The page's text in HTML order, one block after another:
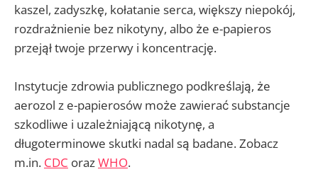
kaszel, zadyszkę, kołatanie serca, większy niepokój,
rozdrażnienie bez nikotyny, albo że e-papieros
przejął twoje przerwy i koncentrację.
Instytucje zdrowia publicznego podkreślają, że
aerozol z e-papierosów może zawierać substancje
szkodliwe i uzależniającą nikotynę, a
długoterminowe skutki nadal są badane. Zobacz
m.in. CDC orazWHO.